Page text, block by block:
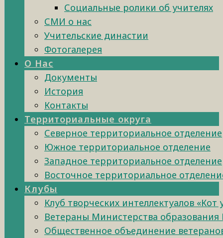
Социальные ролики об учителях
СМИ о нас
Учительские династии
Фотогалерея
О Нас
Документы
История
Контакты
Территориальные округа
Северное территориальное отделение
Южное территориальное отделение
Западное территориальное отделение
Восточное территориальное
Клубы
Клуб творческих интеллектуалов «Кот
Ветераны Министерства образования
Общественное объединение